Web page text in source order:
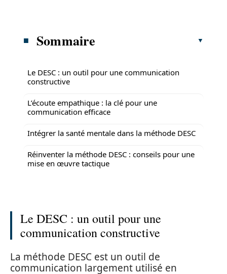
Sommaire
Le DESC : un outil pour une communication
constructive
L’écoute empathique : la clé pour une
communication efficace
Intégrer la santé mentale dans la méthode DESC
Réinventer la méthode DESC : conseils pour une
mise en œuvre tactique
Le DESC : un outil pour une
communication constructive
La méthode DESC est un outil de
communication largement utilisé en